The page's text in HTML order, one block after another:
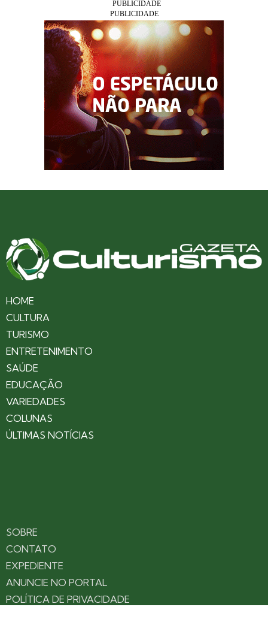
HOME
CULTURA
TURISMO
ENTRETENIMENTO
SAÚDE
EDUCAÇÃO
VARIEDADES
COLUNAS
ÚLTIMAS NOTÍCIAS
SOBRE
CONTATO
EXPEDIENTE
ANUNCIE NO PORTAL
POLÍTICA DE PRIVACIDADE